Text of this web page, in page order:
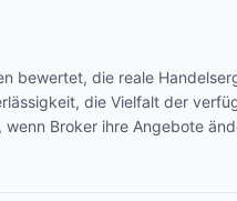
bewertet, die reale
die Vielfalt der
Broker ihre Angebote